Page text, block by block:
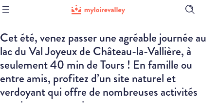
Ouvrir
de
Cet été, venez passer une agréable journée au
lac du Val Joyeux de Château-la-Vallière, à
seulement 40 min de Tours ! En famille ou
entre amis, profitez d’un site naturel et
verdoyant qui offre de nombreuses activités